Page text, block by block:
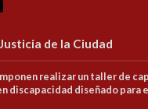
de la Ciudad
Imponen realizar un taller de
discapacidad diseñado para